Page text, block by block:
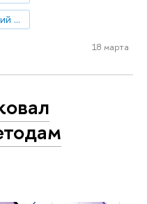
Стратегический технологический проект «Национальный центр социально-экономического и научно-технологического прогнозирования»
18 марта